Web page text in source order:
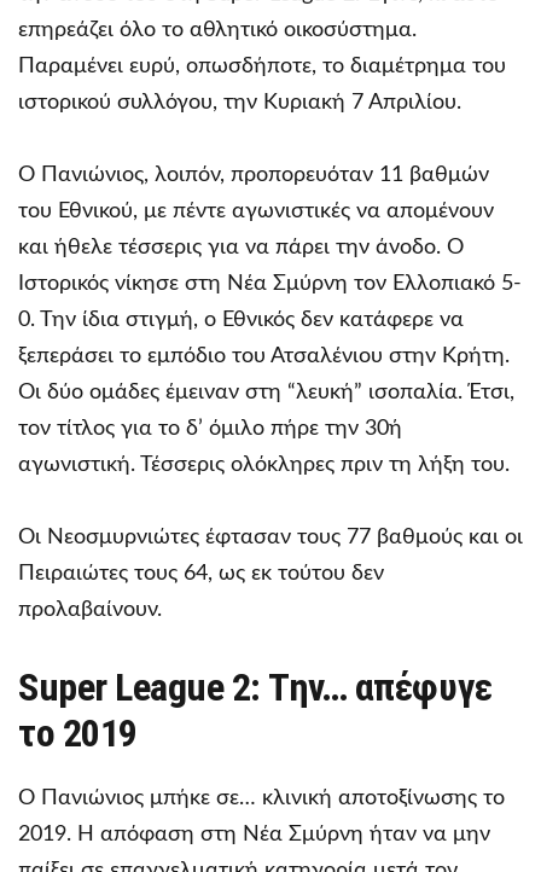
επηρεάζει όλο το αθλητικό οικοσύστημα.
Παραμένει ευρύ, οπωσδήποτε, το διαμέτρημα του
ιστορικού συλλόγου, την Κυριακή 7 Απριλίου.
Ο Πανιώνιος, λοιπόν, προπορευόταν 11 βαθμών
του Εθνικού, με πέντε αγωνιστικές να απομένουν
και ήθελε τέσσερις για να πάρει την άνοδο. Ο
Ιστορικός νίκησε στη Νέα Σμύρνη τον Ελλοπιακό 5-
0. Την ίδια στιγμή, ο Εθνικός δεν κατάφερε να
ξεπεράσει το εμπόδιο του Ατσαλένιου στην Κρήτη.
Οι δύο ομάδες έμειναν στη “λευκή” ισοπαλία. Έτσι,
τον τίτλος για το δ’ όμιλο πήρε την 30ή
αγωνιστική. Τέσσερις ολόκληρες πριν τη λήξη του.
Οι Νεοσμυρνιώτες έφτασαν τους 77 βαθμούς και οι
Πειραιώτες τους 64, ως εκ τούτου δεν
προλαβαίνουν.
Super League 2: Την… απέφυγε
το 2019
Ο Πανιώνιος μπήκε σε… κλινική αποτοξίνωσης το
2019. Η απόφαση στη Νέα Σμύρνη ήταν να μην